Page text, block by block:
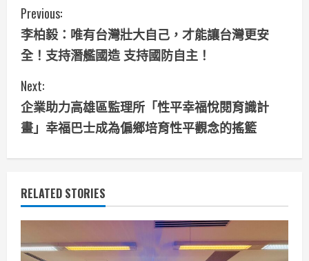
C
o
n
t
i
n
u
e
R
Previous:
李柏毅：唯有台灣壯大自己，才能讓台灣更安
全！支持潛艦國造 支持國防自主！
Next:
企業助力高雄區監理所「性平幸福悅閱育識計
畫」幸福巴士成為偏鄉培育性平觀念的搖籃
RELATED STORIES